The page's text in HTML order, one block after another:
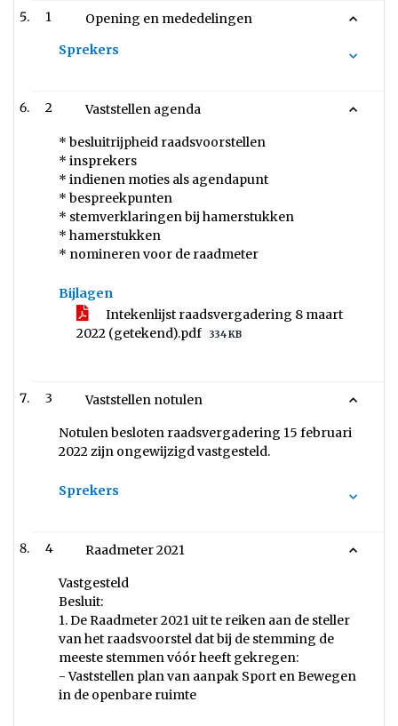
1
Opening en mededelingen
Sprekers
2 Vaststellen agenda
* besluitrijpheid raadsvoorstellen
* insprekers
* indienen moties als agendapunt
* bespreekpunten
* stemverklaringen bij hamerstukken
* hamerstukken
* nomineren voor de raadmeter
Bijlagen
Intekenlijst raadsvergadering 8 maart
2022 (getekend).pdf
334 KB
3 Vaststellen notulen
Notulen besloten raadsvergadering 15 februari
2022 zijn ongewijzigd vastgesteld.
Sprekers
4 Raadmeter 2021
Vastgesteld
Besluit:
1. De Raadmeter 2021 uit te reiken aan de steller
van het raadsvoorstel dat bij de stemming de
meeste stemmen vóór heeft gekregen:
- Vaststellen plan van aanpak Sport en Bewegen
in de openbare ruimte